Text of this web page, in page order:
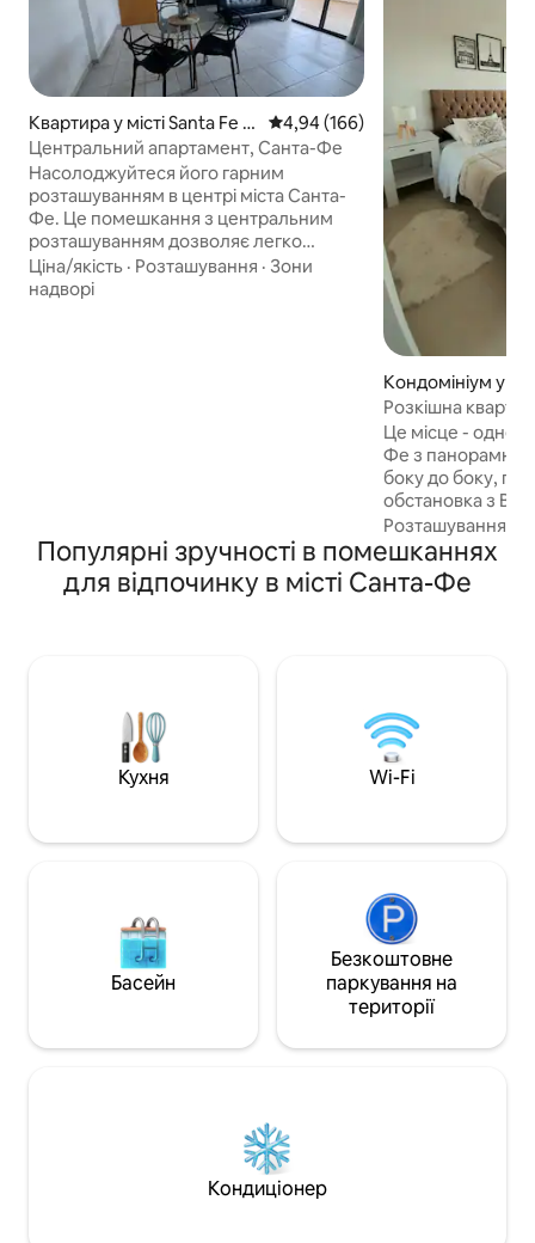
Квартира у місті Santa Fe d
e la Vera Cruz
Середня оцінка: 4,94 з 5,
4,94 (166)
Центральний апартамент, Санта-Фе
Насолоджуйтеся його гарним
розташуванням в центрі міста Санта-
Фе. Це помешкання з центральним
розташуванням дозволяє легко
дістатися до основних цікавих місць,
воно розташоване недалеко від порту,
Ціна/якість · Розташування · Зони
надворі
Кондомініум у
Фе
Розкішна
Це місце - одне з
Фе з панорамним
боку до боку, приголомшлива
обстановка з
задньому плані
зручне ,
великий балкон,
, історичних та
Розташування
Популярні зручності в помешканнях
для відпочинку в місті Санта-Фе
Кухня Wi-Fi
Басейн
Безкоштовне
паркування на
території
Кондиціонер